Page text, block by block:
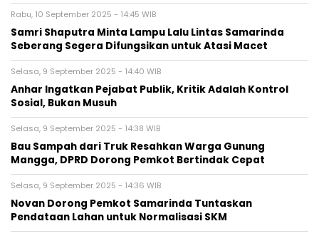
Rabu, 10 September 2025 - 14:45 WIB
Samri Shaputra Minta Lampu Lalu Lintas Samarinda
Seberang Segera Difungsikan untuk Atasi Macet
Selasa, 9 September 2025 - 14:40 WIB
Anhar Ingatkan Pejabat Publik, Kritik Adalah Kontrol
Sosial, Bukan Musuh
Selasa, 9 September 2025 - 14:38 WIB
Bau Sampah dari Truk Resahkan Warga Gunung
Mangga, DPRD Dorong Pemkot Bertindak Cepat
Selasa, 9 September 2025 - 14:36 WIB
Novan Dorong Pemkot Samarinda Tuntaskan
Pendataan Lahan untuk Normalisasi SKM